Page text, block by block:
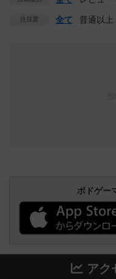
注目度 全て 普通以上
ボドゲー
アク